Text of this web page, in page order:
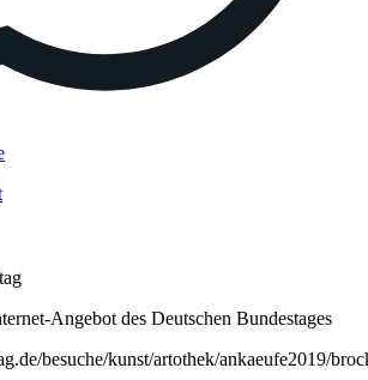
Angebot des Deutschen Bundestages
besuche/kunst/artothek/ankaeufe2019/